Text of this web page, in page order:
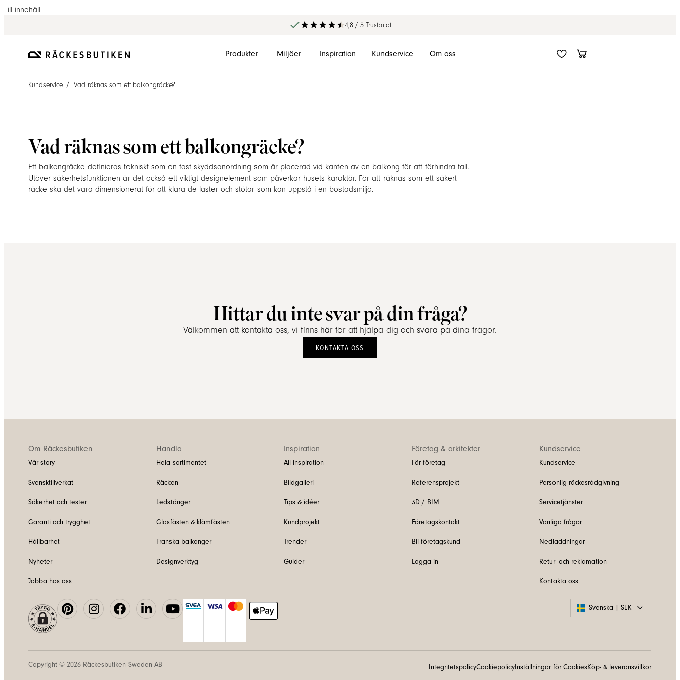
Till innehåll
4,8 / 5 Trustpilot
Produkter Miljöer Inspiration Kundservice Om oss
Kundservice / Vad räknas som ett balkongräcke?
Vad räknas som ett balkongräcke?
Ett balkongräcke definieras tekniskt som en fast skyddsanordning som är placerad vid kanten av en balkong för att förhindra fall.
Utöver säkerhetsfunktionen är det också ett viktigt designelement som påverkar husets karaktär. För att räknas som ett säkert
räcke ska det vara dimensionerat för att klara de laster och stötar som kan uppstå i en bostadsmiljö.
Hittar du inte svar på din fråga?
Välkommen att kontakta oss, vi finns här för att hjälpa dig och svara på dina frågor.
KONTAKTA OSS
Om Räckesbutiken
Vår story
Svensktillverkat
Säkerhet och tester
Garanti och trygghet
Hållbarhet
Nyheter
Jobba hos oss
Handla
Hela sortimentet
Räcken
Ledstänger
Glasfästen & klämfästen
Franska balkonger
Designverktyg
Inspiration
All inspiration
Bildgalleri
Tips & idéer
Kundprojekt
Trender
Guider
Företag & arkitekter
För företag
Referensprojekt
3D / BIM
Företagskontakt
Bli företagskund
Logga in
Kundservice
Kundservice
Personlig räckesrådgivning
Servicetjänster
Vanliga frågor
Nedladdningar
Retur- och reklamation
Kontakta oss
Svenska | SEK
Copyright © 2026 Räckesbutiken Sweden AB IntegritetspolicyCookiepolicy Inställningar för CookiesKöp- & leveransvillkor